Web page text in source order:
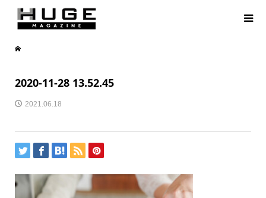
2020-11-28 13.52.45
2021.06.18